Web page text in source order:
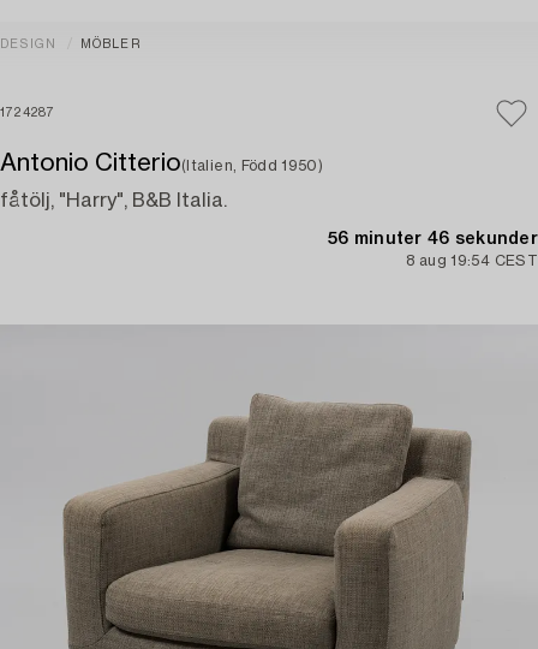
DESIGN MÖBLER
1724287
Antonio Citterio(Italien, Född 1950)
fåtölj, "Harry", B&B Italia.
56 minuter 46 sekunder
8 aug 19:54 CEST